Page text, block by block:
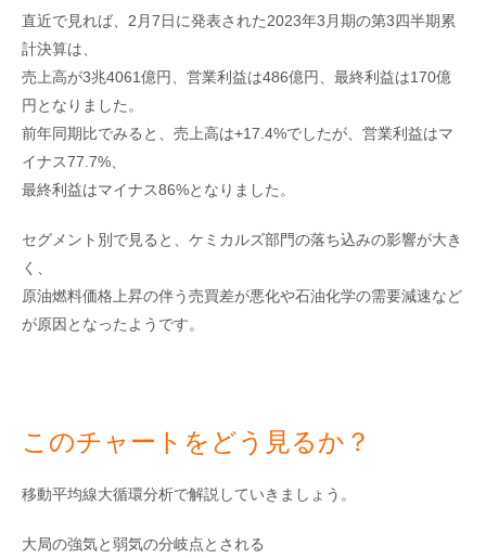
直近で見れば、2月7日に発表された2023年3月期の第3四半期累
計決算は、
売上高が3兆4061億円、営業利益は486億円、最終利益は170億
円となりました。
前年同期比でみると、売上高は+17.4%でしたが、営業利益はマ
イナス77.7%、
最終利益はマイナス86%となりました。
セグメント別で見ると、ケミカルズ部門の落ち込みの影響が大き
く、
原油燃料価格上昇の伴う売買差が悪化や石油化学の需要減速など
が原因となったようです。
このチャートをどう見るか？
移動平均線大循環分析で解説していきましょう。
大局の強気と弱気の分岐点とされる